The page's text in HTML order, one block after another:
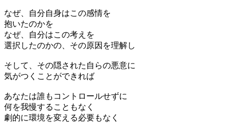
なぜ、自分自身はこの感情を
抱いたのかを
なぜ、自分はこの考えを
選択したのかの、その原因を理解し
そして、その隠された自らの悪意に
気がつくことができれば
あなたは誰もコントロールせずに
何を我慢することもなく
劇的に環境を変える必要もなく